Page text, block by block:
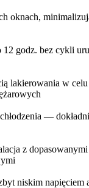
oknach,
godz. bez cykli
lakierowania w
—
z
niskim napięciem